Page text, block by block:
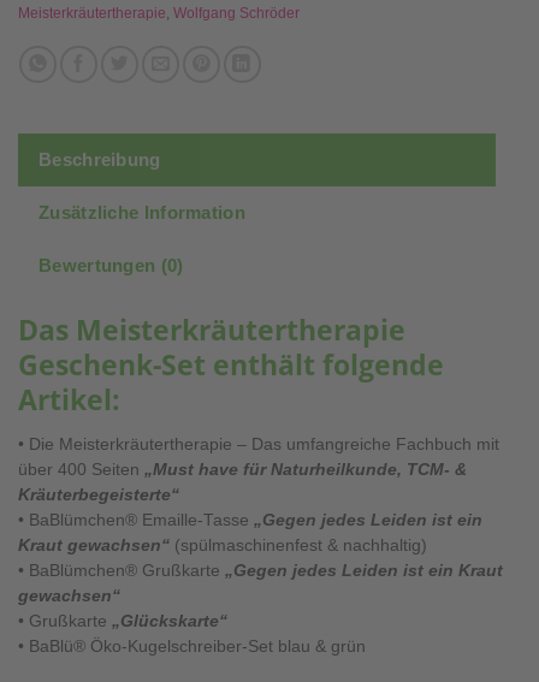
Meisterkräutertherapie, Wolfgang Schröder
Beschreibung
Zusätzliche Information
Bewertungen (0)
Das Meisterkräutertherapie
Geschenk-Set enthält folgende
Artikel:
• Die Meisterkräutertherapie – Das umfangreiche Fachbuch mit
über 400 Seiten „Must have für Naturheilkunde, TCM- &
Kräuterbegeisterte“
• BaBlümchen® Emaille-Tasse „Gegen jedes Leiden ist ein
Kraut gewachsen“ (spülmaschinenfest & nachhaltig)
• BaBlümchen® Grußkarte „Gegen jedes Leiden ist ein Kraut
gewachsen“
• Grußkarte „Glückskarte“
• BaBlü® Öko-Kugelschreiber-Set blau & grün